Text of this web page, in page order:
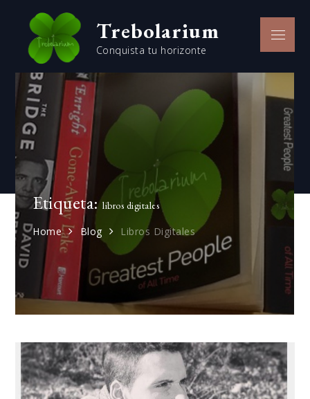
content
Trebolarium
Conquista tu horizonte
Menu
Etiqueta:libros digitales
Home Blog Libros Digitales